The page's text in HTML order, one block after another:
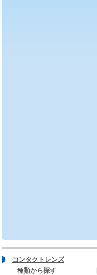
コンタクトレンズ
種類から探す